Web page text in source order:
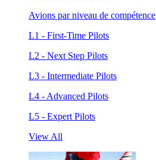
Avions par niveau de compétence
L1 - First-Time Pilots
L2 - Next Step Pilots
L3 - Intermediate Pilots
L4 - Advanced Pilots
L5 - Expert Pilots
View All